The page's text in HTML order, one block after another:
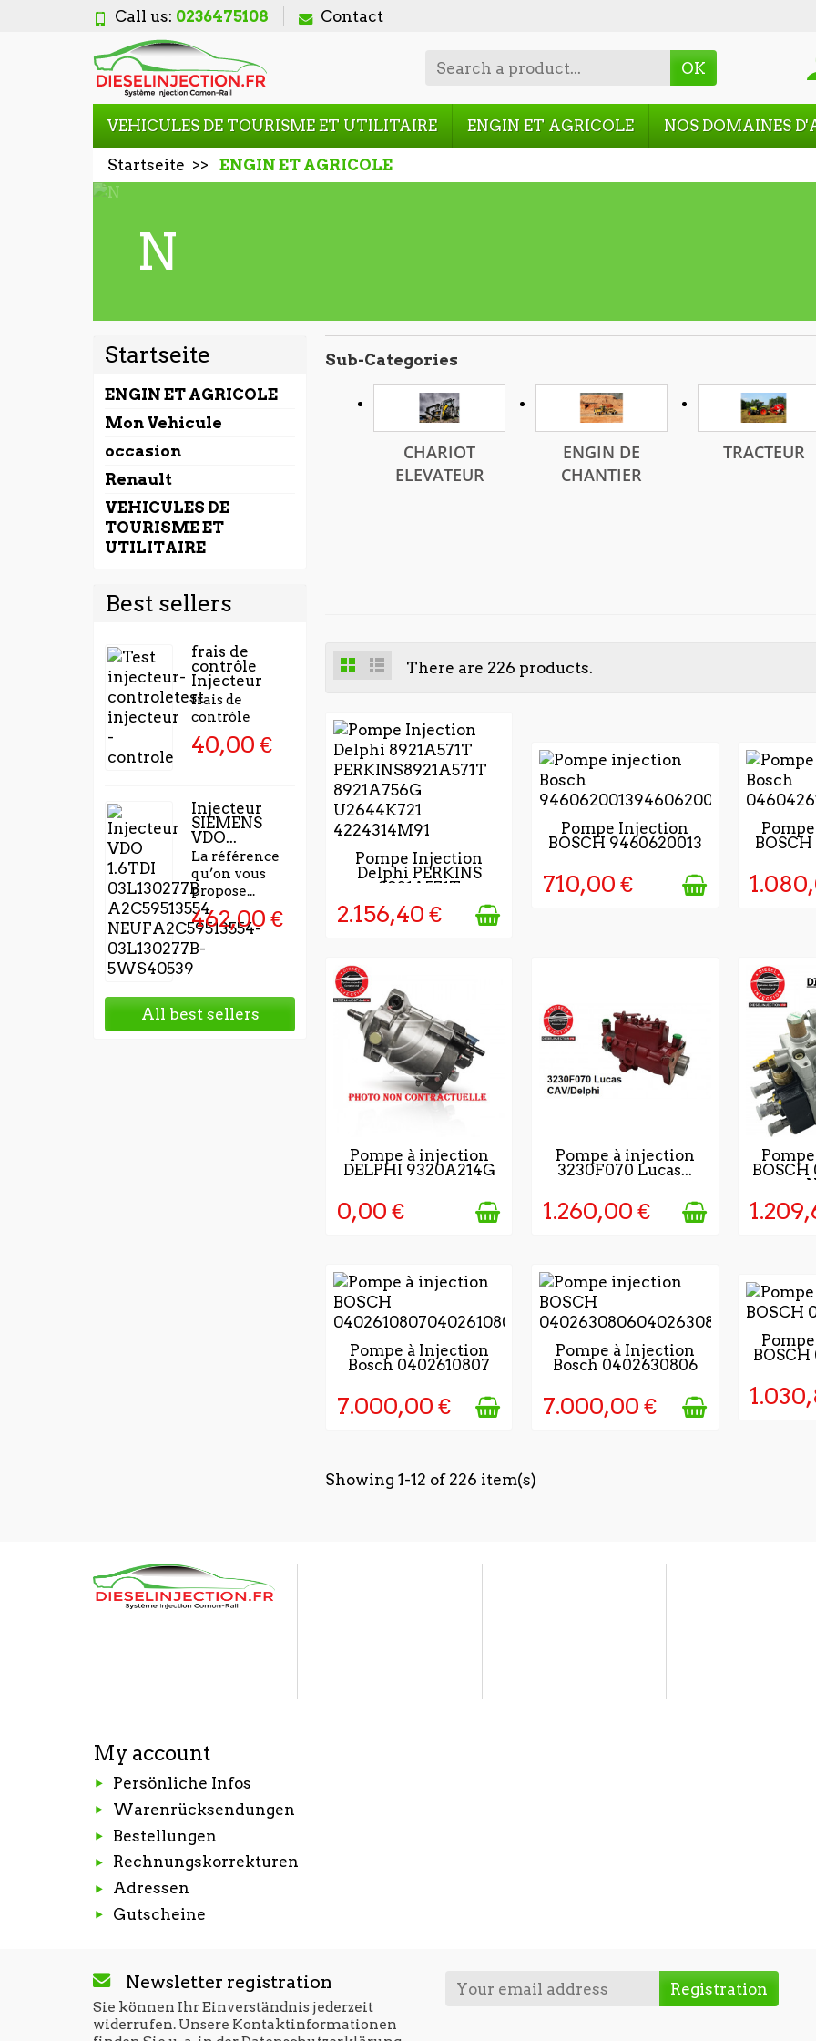
Call us: 0236475108 Contact
OK
VEHICULES DE TOURISME ET UTILITAIRE ENGIN ET AGRICOLE NOS DOMAINES
Startseite ENGIN ET AGRICOLE
N
Startseite
ENGIN ET AGRICOLE
Mon Vehicule
occasion
Renault
VEHICULES DE
TOURISME ET
UTILITAIRE
Best sellers
frais de
contrôle
Injecteur
frais de
contrôle
40,00 €
Injecteur
SIEMENS
VDO...
La référence
qu’on vous
propose...
462,00 €
All best sellers
Sub-Categories
CHARIOT
ELEVATEUR
ENGIN DE
CHANTIER
TRACTEUR
There are 226 products.
2 - 3 JOURS APRÈS
VALIDATION DE LA
Pompe Injection
Delphi PERKINS
8921A571T
2.156,40 €
5 - 7 JOURS APRÈS
VALIDATION DE LA
Pompe Injection
BOSCH 9460620013
710,00 €
NICHT
5 À 7 JOURS
OUVRABLES APRÈS
COMMANDE
Pompe à injection
DELPHI 9320A214G
0,00 €
2 À 3 JOURS
Pompe à injection
3230F070 Lucas...
1.260,00 €
5 À
2 - 4 JOURS APRÈS
VALIDATION DE LA
Pompe à Injection
Bosch 0402610807
7.000,00 €
2 - 4 JOURS APRÈS
VALIDATION DE LA
Pompe à Injection
Bosch 0402630806
7.000,00 €
5 À 7
Showing 1-12 of 226 item(s)
My account
Persönliche Infos
Warenrücksendungen
Bestellungen
Rechnungskorrekturen
Adressen
Gutscheine
Newsletter registration
Sie können Ihr Einverständnis jederzeit
widerrufen. Unsere Kontaktinformationen